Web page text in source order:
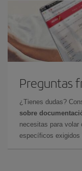
Preguntas
¿Tienes dudas?
sobre
necesitas para
específicos exigidos